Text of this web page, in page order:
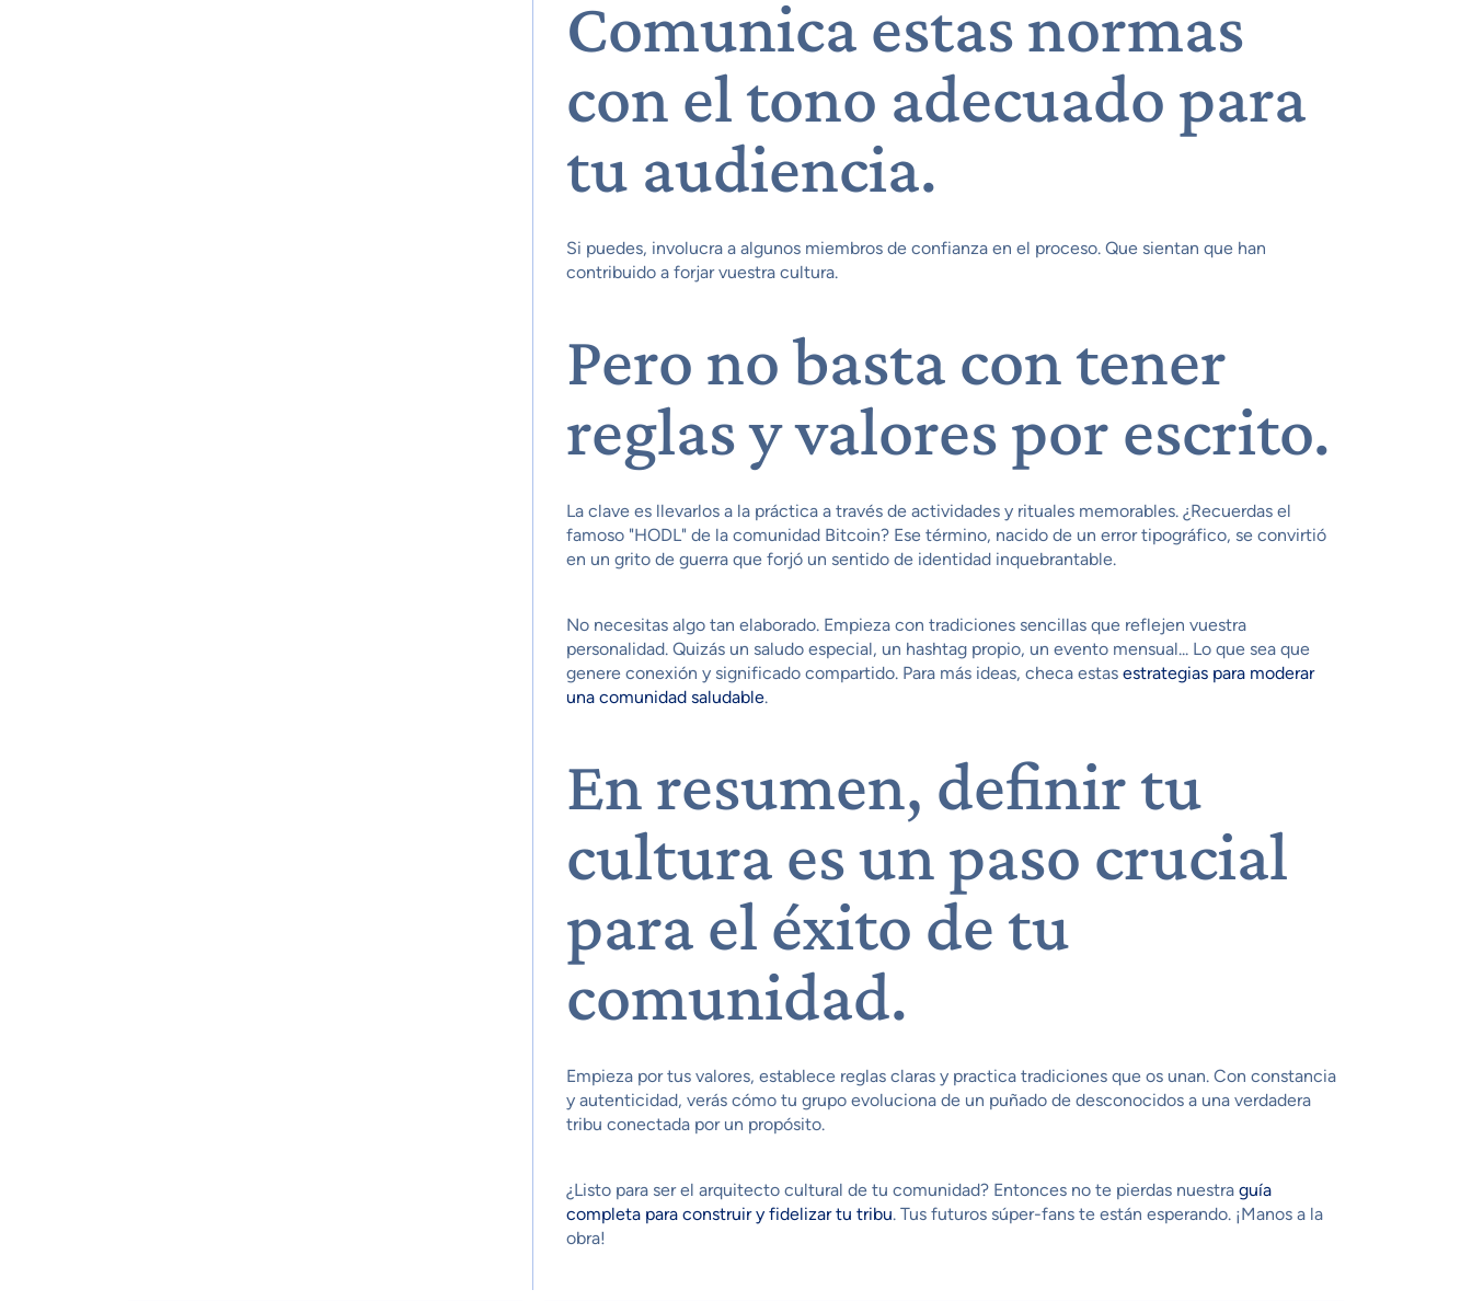
Comunica estas normas
con el tono adecuado para
tu audiencia.
Si puedes, involucra a algunos miembros de confianza en el proceso. Que sientan que han
contribuido a forjar vuestra cultura.
Pero no basta con tener
reglas y valores por escrito.
La clave es llevarlos a la práctica a través de actividades y rituales memorables. ¿Recuerdas el
famoso "HODL" de la comunidad Bitcoin? Ese término, nacido de un error tipográfico, se convirtió
en un grito de guerra que forjó un sentido de identidad inquebrantable.
No necesitas algo tan elaborado. Empieza con tradiciones sencillas que reflejen vuestra
personalidad. Quizás un saludo especial, un hashtag propio, un evento mensual... Lo que sea que
genere conexión y significado compartido. Para más ideas, checa estas estrategias para moderar
una comunidad saludable.
En resumen, definir tu
cultura es un paso crucial
para el éxito de tu
comunidad.
Empieza por tus valores, establece reglas claras y practica tradiciones que os unan. Con constancia
y autenticidad, verás cómo tu grupo evoluciona de un puñado de desconocidos a una verdadera
tribu conectada por un propósito.
¿Listo para ser el arquitecto cultural de tu comunidad? Entonces no te pierdas nuestra guía
completa para construir y fidelizar tu tribu. Tus futuros súper-fans te están esperando. ¡Manos a la
obra!